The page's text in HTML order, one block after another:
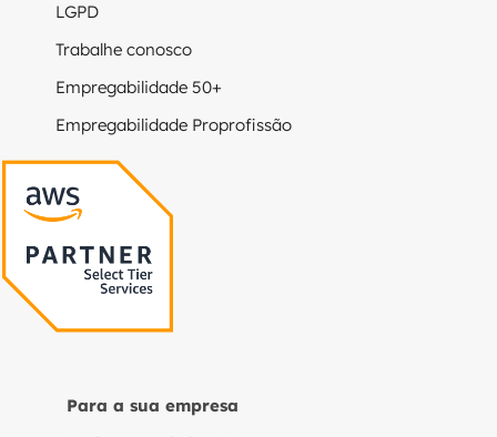
LGPD
Trabalhe conosco
Empregabilidade 50+
Empregabilidade Proprofissão
Para a sua empresa